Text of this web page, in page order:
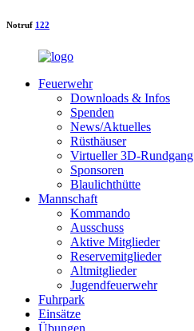
Notruf 122
Feuerwehr
Downloads & Infos
Spenden
News/Aktuelles
Rüsthäuser
Virtueller 3D-Rundgang
Sponsoren
Blaulichthütte
Mannschaft
Kommando
Ausschuss
Aktive Mitglieder
Reservemitglieder
Altmitglieder
Jugendfeuerwehr
Fuhrpark
Einsätze
Übungen